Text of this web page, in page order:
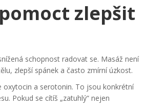
zlepšit
schopnost radovat se. Masáž není
zlepší spánek a často zmírní úzkost.
oxytocin a serotonin. To jsou konkrétní
Pokud se cítíš „zatuhlý“ nejen